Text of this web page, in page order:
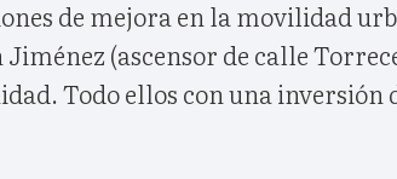
de mejora en la movilidad
Jiménez (ascensor de calle
Todo ellos con una inversión